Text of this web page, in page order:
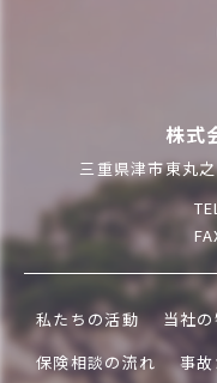
株式
三重県津市東丸
私たちの活動 当社
保険相談の流れ
事